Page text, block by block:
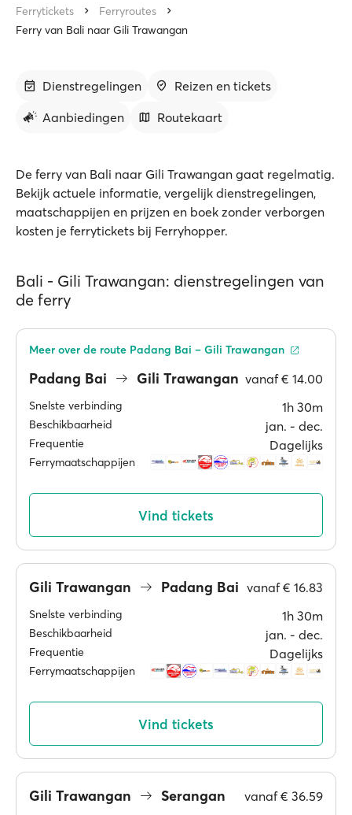
Ferrytickets
Ferryroutes
Ferry van Bali naar Gili Trawangan
Dienstregelingen
Reizen en tickets
Aanbiedingen
Routekaart
De ferry van Bali naar Gili Trawangan gaat regelmatig.
Bekijk actuele informatie, vergelijk dienstregelingen,
maatschappijen en prijzen en boek zonder verborgen
kosten je ferrytickets bij Ferryhopper.
Bali - Gili Trawangan: dienstregelingen van
de ferry
Padang Bai Gili Trawangan vanaf€ 14.00
Snelste verbinding 1h 30m
Beschikbaarheid jan. ‐ dec.
Frequentie Dagelijks
Ferrymaatschappijen
Meer over de route Padang Bai – Gili Trawangan
Vind tickets
Gili Trawangan Padang Bai vanaf€ 16.83
Snelste verbinding 1h 30m
Beschikbaarheid jan. ‐ dec.
Frequentie Dagelijks
Ferrymaatschappijen
Vind tickets
Gili Trawangan Serangan vanaf€ 36.59